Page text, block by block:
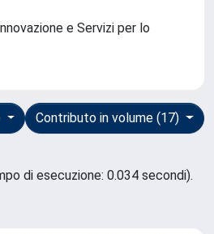
e Servizi per lo
Contributo in volume (17)
di esecuzione: 0.034 secondi).